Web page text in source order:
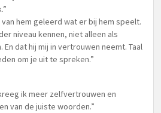
van hem geleerd wat er bij hem speelt.
niveau kennen, niet alleen als
En dat hij mij in vertrouwen neemt. Taal
om je uit te spreken.”
ik meer zelfvertrouwen en
van de juiste woorden.”